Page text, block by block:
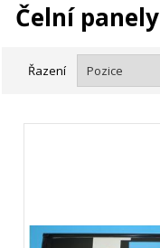
Čelní panely
Řazení